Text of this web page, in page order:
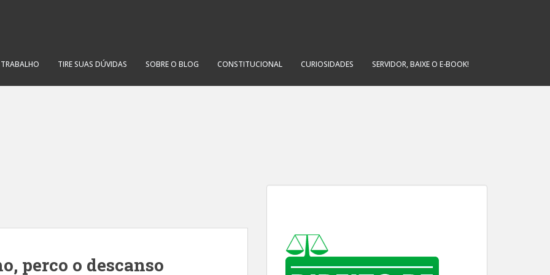
TIRE SUAS DÚVIDAS SOBRE O BLOG CONSTITUCIONAL CURIOSIDADES SERVIDOR, BAIXE O E-BOOK!
perco o descanso